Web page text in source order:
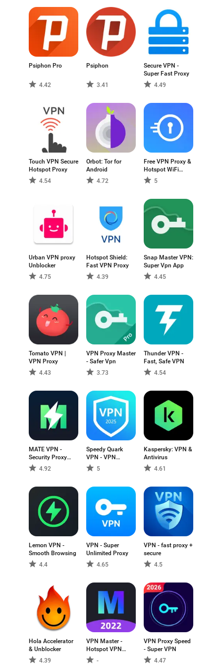
bieten, sodass Benutzer Optionen entdecken können,
die ihren Anforderungen und Vorlieben entsprechen.
Psiphon Pro
4.42
Psiphon
3.41
Secure VPN -
Super Fast Proxy
4.49
Touch VPN Secure
Hotspot Proxy
4.54
Orbot: Tor for
Android
4.72
Free VPN Proxy &
Hotspot WiFi
security -
SaferVPN
5
Urban VPN proxy
Unblocker
4.75
Hotspot Shield:
Fast VPN Proxy
4.39
Snap Master VPN:
Super Vpn App
4.45
Tomato VPN |
VPN Proxy
4.43
VPN Proxy Master
- Safer Vpn
3.73
Thunder VPN -
Fast, Safe VPN
4.54
MATE VPN -
Security Proxy
VPN4.92
Speedy Quark
VPN - VPN
Master
5
Kaspersky: VPN &
Antivirus
4.61
Lemon VPN -
Smooth Browsing
4.4
VPN - Super
Unlimited Proxy
4.65
VPN - fast proxy +
secure
4.5
Hola Accelerator
& Unblocker
4.39
VPN Master -
Hotspot VPN
Proxy-
VPN Proxy Speed
- Super VPN
4.47